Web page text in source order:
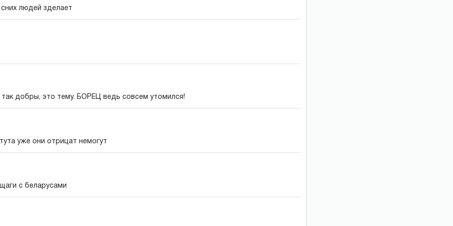
людей зделает
добры, это тему. БОРЕЦ ведь совсем утомился!
уже они отрицат немогут
с беларусами